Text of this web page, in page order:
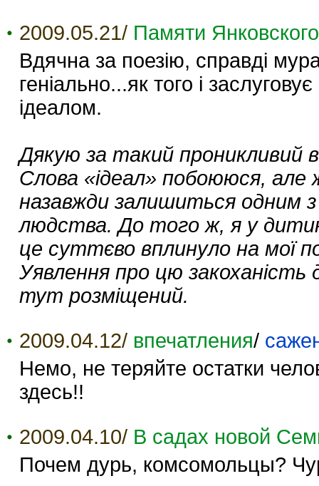
2009.05.21/ Памяти Янковского
Вдячна за поезію, справді
геніально...як того і
ідеалом.
Дякую за такий проникливий
Слова «ідеал» побоююся,
назавжди залишиться одним з
людства. До того ж, я у
це суттєво вплинуло на мої
Уявлення про цю закоханість
тут розміщений.
2009.04.12/ впечатления/
Немо, не теряйте остатки
здесь!!
2009.04.10/ В садах новой
Почем дурь, комсомольцы?